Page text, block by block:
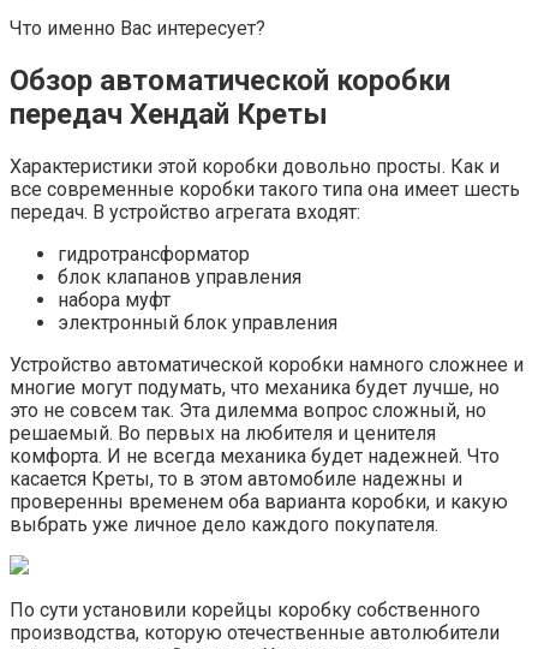
Что именно Вас интересует?
Обзор автоматической коробки
передач Хендай Креты
Характеристики этой коробки довольно просты. Как и
все современные коробки такого типа она имеет шесть
передач. В устройство агрегата входят:
гидротрансформатор
блок клапанов управления
набора муфт
электронный блок управления
Устройство автоматической коробки намного сложнее и
многие могут подумать, что механика будет лучше, но
это не совсем так. Эта дилемма вопрос сложный, но
решаемый. Во первых на любителя и ценителя
комфорта. И не всегда механика будет надежней. Что
касается Креты, то в этом автомобиле надежны и
проверенны временем оба варианта коробки, и какую
выбрать уже личное дело каждого покупателя.
По сути установили корейцы коробку собственного
производства, которую отечественные автолюбители